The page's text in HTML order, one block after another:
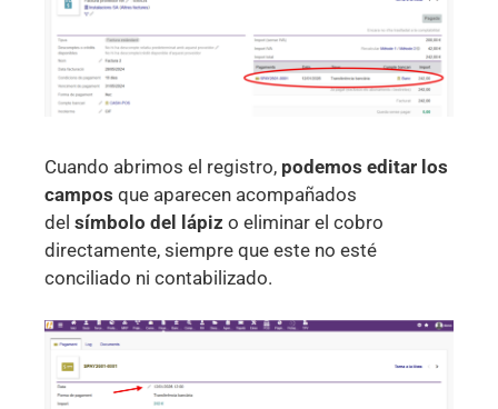
Cuando abrimos el registro, podemos editar los
campos que aparecen acompañados
del símbolo del lápiz o eliminar el cobro
directamente, siempre que este no esté
conciliado ni contabilizado.